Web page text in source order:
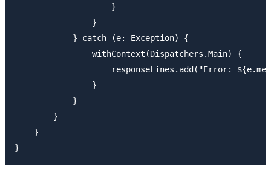
                    }
                }
            } catch (e: Exception) {
                withContext(Dispatchers.Main) {
responseLines.add("Error:
                }
            }
        }
    }